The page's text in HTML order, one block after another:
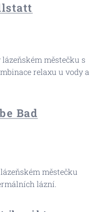
městečku s
relaxu u vody a
Bad
městečku
lázní.